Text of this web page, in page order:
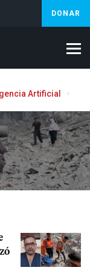
DONAR
Artificial